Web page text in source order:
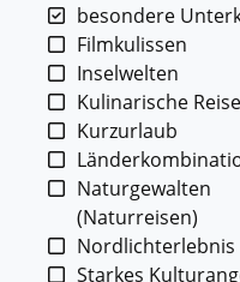
besondere
Filmkulissen
Inselwelten
Kulinarische
Kurzurlaub
Naturgewalten
(Naturreisen)
Nordlichterlebnis
Starkes